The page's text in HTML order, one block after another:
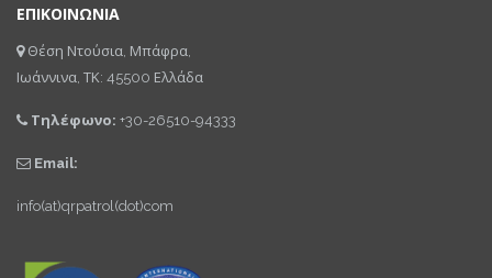
ΕΠΙΚΟΙΝΩΝΙΑ
Θέση Ντούσια, Μπάφρα,
Ιωάννινα, ΤΚ: 45500 Ελλάδα
Τηλέφωνο: +30-26510-94333
Email:
info(at)qrpatrol(dot)com